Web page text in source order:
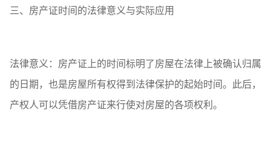
三、房产证时间的法律意义与实际应用
法律意义：房产证上的时间标明了房屋在法律上被确认归属
的日期，也是房屋所有权得到法律保护的起始时间。此后，
产权人可以凭借房产证来行使对房屋的各项权利。